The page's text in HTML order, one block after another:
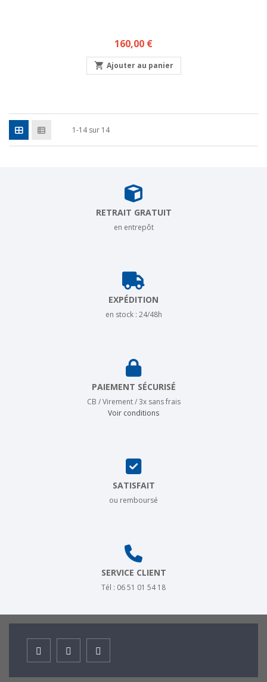
Prix
160,00 €
 Ajouter au panier
1-14 sur 14
RETRAIT GRATUIT
en entrepôt
EXPÉDITION
en stock : 24/48h
PAIEMENT SÉCURISÉ
CB / Virement / 3x sans frais
Voir conditions
SATISFAIT
ou remboursé
SERVICE CLIENT
Tél : 06 51 01 54 18
FacebookInstagramYoutube